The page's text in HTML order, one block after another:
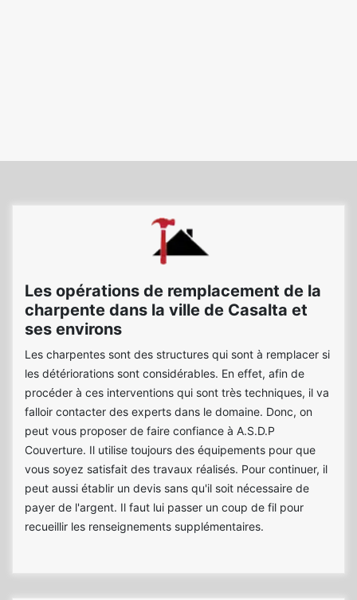
Les opérations de remplacement de la
charpente dans la ville de Casalta et
ses environs
Les charpentes sont des structures qui sont à remplacer si
les détériorations sont considérables. En effet, afin de
procéder à ces interventions qui sont très techniques, il va
falloir contacter des experts dans le domaine. Donc, on
peut vous proposer de faire confiance à A.S.D.P
Couverture. Il utilise toujours des équipements pour que
vous soyez satisfait des travaux réalisés. Pour continuer, il
peut aussi établir un devis sans qu'il soit nécessaire de
payer de l'argent. Il faut lui passer un coup de fil pour
recueillir les renseignements supplémentaires.